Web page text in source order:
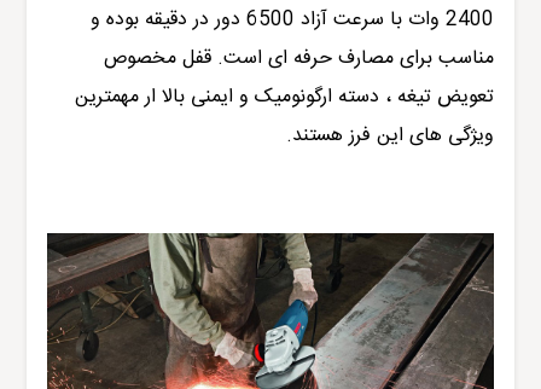
2400 وات با سرعت آزاد 6500 دور در دقیقه بوده و
مناسب برای مصارف حرفه ای است. قفل مخصوص
تعویض تیغه ، دسته ارگونومیک و ایمنی بالا ار مهمترین
ویژگی های این فرز هستند.